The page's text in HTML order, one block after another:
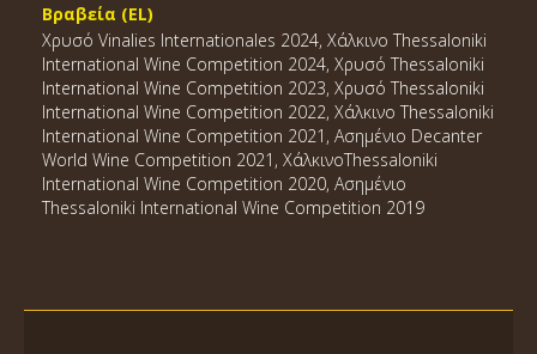
Βραβεία (EL)
Χρυσό Vinalies Internationales 2024, Χάλκινο Thessaloniki
International Wine Competition 2024, Χρυσό Thessaloniki
International Wine Competition 2023, Χρυσό Thessaloniki
International Wine Competition 2022, Χάλκινο Thessaloniki
International Wine Competition 2021, Ασημένιο Decanter
World Wine Competition 2021, ΧάλκινοThessaloniki
International Wine Competition 2020, Ασημένιο
Thessaloniki International Wine Competition 2019